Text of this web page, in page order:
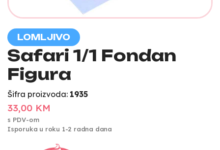
LOMLJIVO
Safari 1/1 Fondan
Figura
Šifra proizvoda: 1935
33,00 KM
s PDV-om
Isporuka u roku 1-2 radna dana